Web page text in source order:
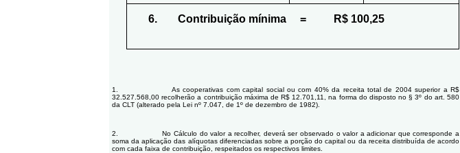
6. Contribuição mínima = R$ 100,25
1. As cooperativas com capital social ou com 40% da receita total de 2004 superior a R$
32.527.568,00 recolherão a contribuição máxima de R$ 12.701,11, na forma do disposto no § 3º do art. 580
da CLT (alterado pela Lei nº 7.047, de 1º de dezembro de 1982).
2. No Cálculo do valor a recolher, deverá ser observado o valor a adicionar que corresponde a
soma da aplicação das alíquotas diferenciadas sobre a porção do capital ou da receita distribuída de acordo
com cada faixa de contribuição, respeitados os respectivos limites.